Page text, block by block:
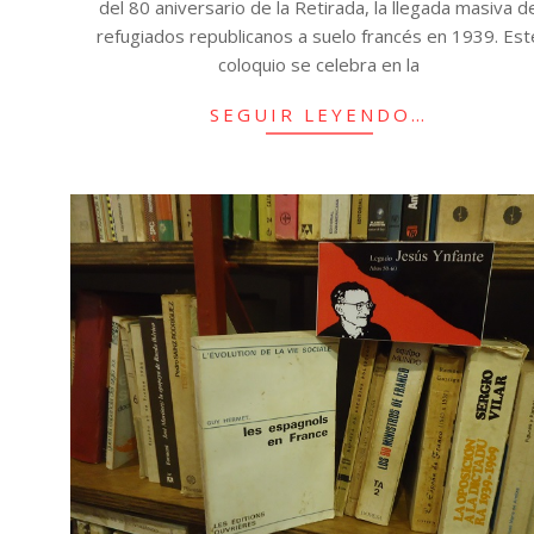
del 80 aniversario de la Retirada, la llegada masiva
refugiados republicanos a suelo francés en 1939.
coloquio se celebra en la
SEGUIR LEYENDO…